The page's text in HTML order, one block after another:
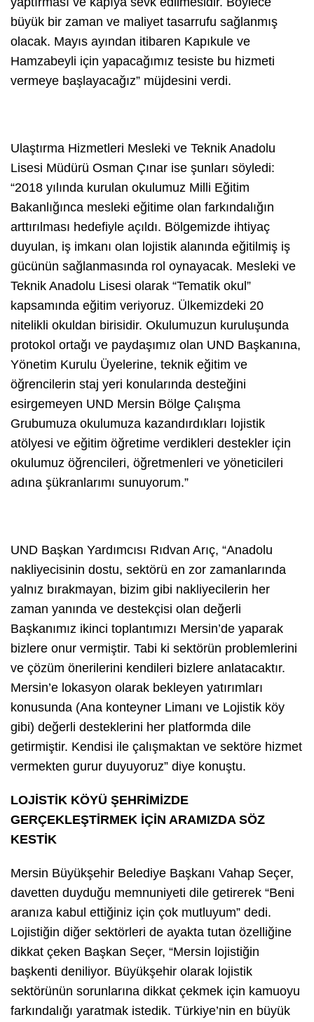
büyük bir zaman ve maliyet tasarrufu sağlanmış
olacak. Mayıs ayından itibaren Kapıkule ve
Hamzabeyli için yapacağımız tesiste bu hizmeti
vermeye başlayacağız” müjdesini verdi.
Ulaştırma Hizmetleri Mesleki ve Teknik Anadolu
Lisesi Müdürü Osman Çınar ise şunları söyledi:
“2018 yılında kurulan okulumuz Milli Eğitim
Bakanlığınca mesleki eğitime olan farkındalığın
arttırılması hedefiyle açıldı. Bölgemizde ihtiyaç
duyulan, iş imkanı olan lojistik alanında eğitilmiş iş
gücünün sağlanmasında rol oynayacak. Mesleki ve
Teknik Anadolu Lisesi olarak “Tematik okul”
kapsamında eğitim veriyoruz. Ülkemizdeki 20
nitelikli okuldan birisidir. Okulumuzun kuruluşunda
protokol ortağı ve paydaşımız olan UND Başkanına,
Yönetim Kurulu Üyelerine, teknik eğitim ve
öğrencilerin staj yeri konularında desteğini
esirgemeyen UND Mersin Bölge Çalışma
Grubumuza okulumuza kazandırdıkları lojistik
atölyesi ve eğitim öğretime verdikleri destekler için
okulumuz öğrencileri, öğretmenleri ve yöneticileri
adına şükranlarımı sunuyorum.”
UND Başkan Yardımcısı Rıdvan Arıç, “Anadolu
nakliyecisinin dostu, sektörü en zor zamanlarında
yalnız bırakmayan, bizim gibi nakliyecilerin her
zaman yanında ve destekçisi olan değerli
Başkanımız ikinci toplantımızı Mersin’de yaparak
bizlere onur vermiştir. Tabi ki sektörün problemlerini
ve çözüm önerilerini kendileri bizlere anlatacaktır.
Mersin’e lokasyon olarak bekleyen yatırımları
konusunda (Ana konteyner Limanı ve Lojistik köy
gibi) değerli desteklerini her platformda dile
getirmiştir. Kendisi ile çalışmaktan ve sektöre hizmet
vermekten gurur duyuyoruz” diye konuştu.
LOJİSTİK KÖYÜ ŞEHRİMİZDE
GERÇEKLEŞTİRMEK İÇİN ARAMIZDA SÖZ
KESTİK
Mersin Büyükşehir Belediye Başkanı Vahap Seçer,
davetten duyduğu memnuniyeti dile getirerek “Beni
aranıza kabul ettiğiniz için çok mutluyum” dedi.
Lojistiğin diğer sektörleri de ayakta tutan özelliğine
dikkat çeken Başkan Seçer, “Mersin lojistiğin
başkenti deniliyor. Büyükşehir olarak lojistik
sektörünün sorunlarına dikkat çekmek için kamuoyu
farkındalığı yaratmak istedik. Türkiye’nin en büyük